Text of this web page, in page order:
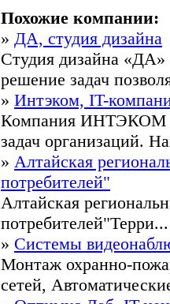
Похожие компании:
» ДА, студия дизайна
Студия дизайна «ДА»
решение задач
» Интэком, IT-
Компания ИНТЭКОМ -
задач организаций.
» Алтайская
потребителей"
Алтайская
потребителей"Терри...
» Системы
Монтаж охранно-
сетей,